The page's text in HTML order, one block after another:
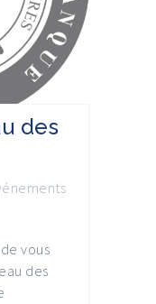
des
vous
des